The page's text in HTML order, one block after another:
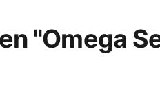
"Omega